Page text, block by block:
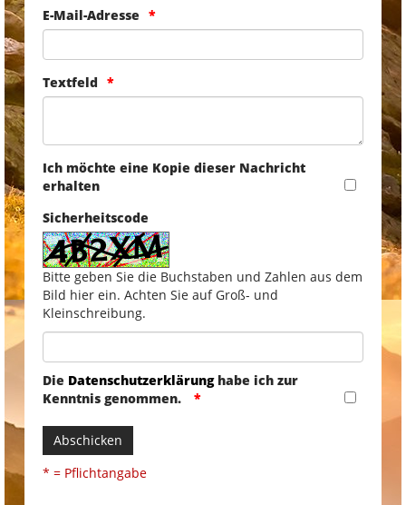
E-Mail-Adresse
Textfeld
Ich möchte eine Kopie dieser Nachricht
erhalten
Sicherheitscode
Bitte geben Sie die Buchstaben und Zahlen aus dem
Bild hier ein. Achten Sie auf Groß- und
Kleinschreibung.
Die Datenschutzerklärunghabe ich zur
Kenntnis genommen.
Abschicken
* = Pflichtangabe